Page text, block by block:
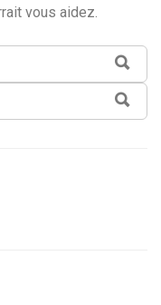
vous aidez.